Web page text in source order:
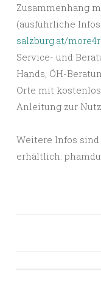
Zusammenhang
(ausführliche
salzburg.at/
Service- und
Hands, ÖH-
Orte mit
Anleitung zur
Weitere Infos
erhältlich: